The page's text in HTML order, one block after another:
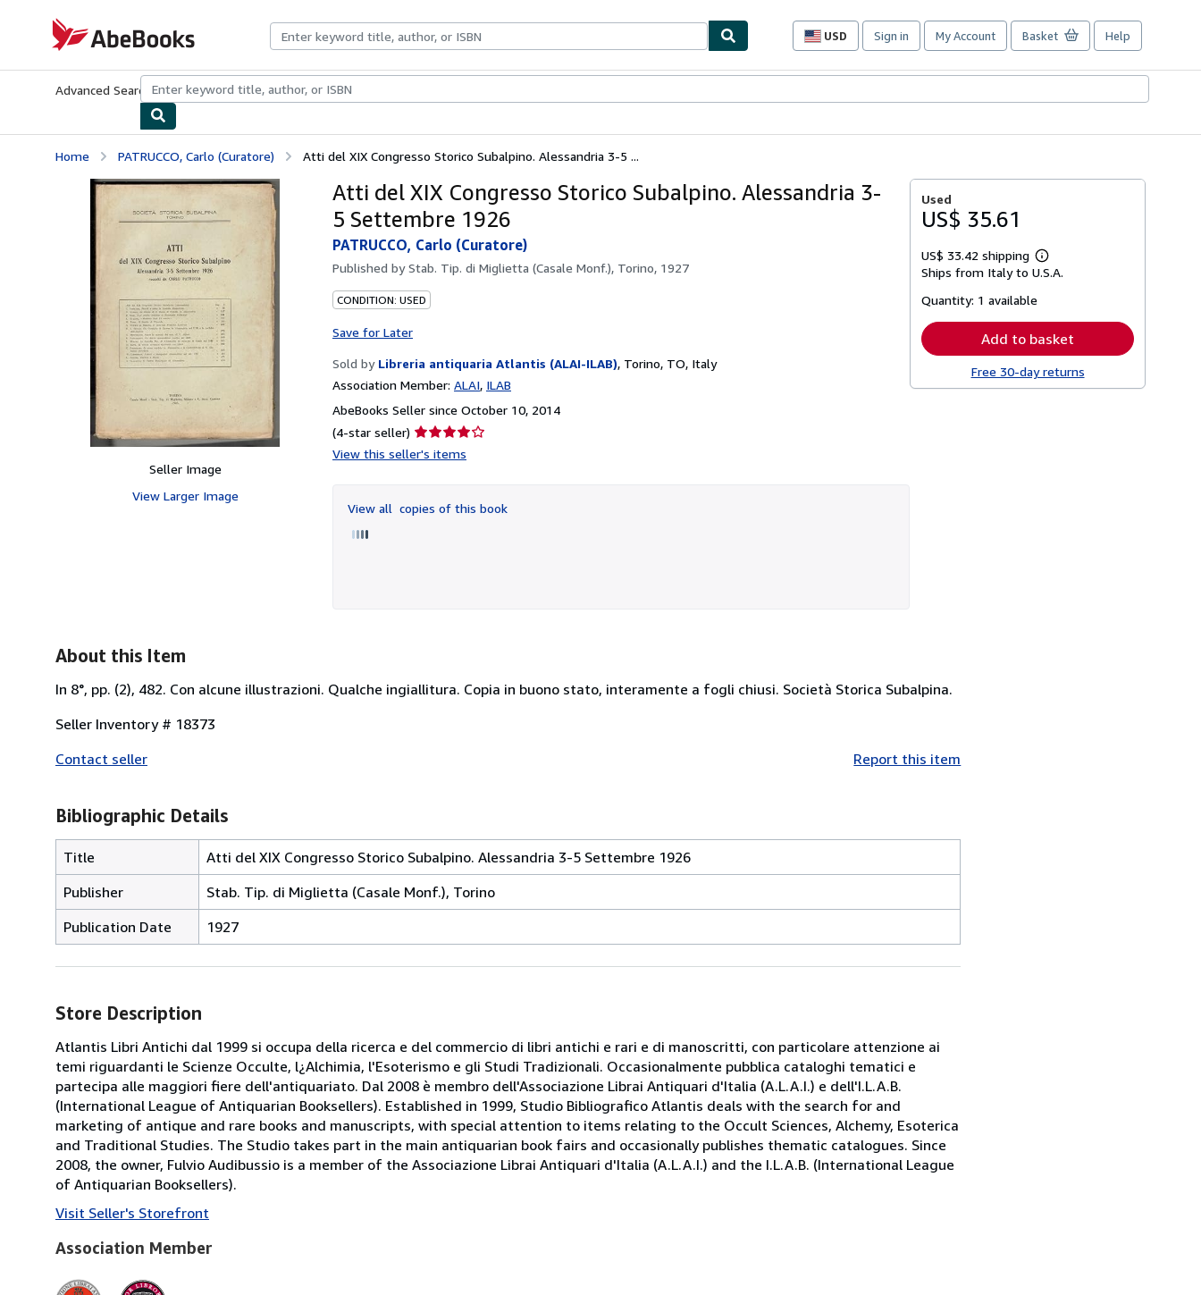
AbeBooks.com
USD
Site
preferences
Sign in My Account Basket Help
Advanced Search Browse CollectionsRare BooksArt & Collectibles
Home PATRUCCO, Carlo (Curatore) Atti del XIX Congresso Storico Subalpino. Alessandria 3-5 ...
Seller Image
View Larger Image
Atti del XIX Congresso Storico Subalpino. Alessandria 3-
5 Settembre 1926
PATRUCCO, Carlo (Curatore)
Published byStab. Tip. di Miglietta (Casale Monf.), Torino, 1927
CONDITION: USED
Save for Later
Sold by Libreria antiquaria Atlantis (ALAI-ILAB), Torino, TO, Italy
Association Member: ALAI ILAB
AbeBooks Seller since October 10, 2014
(4-star seller) Seller
rating
of
5
View this seller's items
View all copies of this book
Used
US$ 35.61
US$ 33.42 shipping
Learn
more
Ships from Italy to U.S.A.
Quantity: 1 available
Add to basket
Free 30-day returns
About this Item
In 8°, pp. (2), 482. Con alcune illustrazioni. Qualche ingiallitura. Copia in buono stato, interamente a fogli chiusi. Società Storica Subalpina.
Seller Inventory # 18373
Contact seller
Report this item
Bibliographic Details
Title
Atti del XIX Congresso Storico Subalpino. Alessandria 3-5 Settembre 1926
Publisher
Stab. Tip. di Miglietta (Casale Monf.), Torino
Publication Date
1927
Store Description
Atlantis Libri Antichi dal 1999 si occupa della ricerca e del commercio di libri antichi e rari e di manoscritti, con particolare attenzione ai
temi riguardanti le Scienze Occulte, l¿Alchimia, l'Esoterismo e gli Studi Tradizionali. Occasionalmente pubblica cataloghi tematici e
partecipa alle maggiori fiere dell'antiquariato. Dal 2008 è membro dell'Associazione Librai Antiquari d'Italia (A.L.A.I.) e dell'I.L.A.B.
(International League of Antiquarian Booksellers). Established in 1999, Studio Bibliografico Atlantis deals with the search for and
marketing of antique and rare books and manuscripts, with special attention to items relating to the Occult Sciences, Alchemy, Esoterica
and Traditional Studies. The Studio takes part in the main antiquarian book fairs and occasionally publishes thematic catalogues. Since
2008, the owner, Fulvio Audibussio is a member of the Associazione Librai Antiquari d'Italia (A.L.A.I.) and the I.L.A.B. (International League
of Antiquarian Booksellers).
Visit Seller's Storefront
Association Member